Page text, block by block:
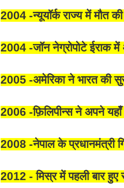
2004 -न्यूयॉर्क राज्य में मौत
2004 -जॉन नेग्रोपोटे ईराक
2005 -अमेरिका ने भारत की
2006 -फ़िलिपीन्स ने अपने
2008 -नेपाल के प्रधानमंत्री
2012 - मिस्र में पहली बार हुए